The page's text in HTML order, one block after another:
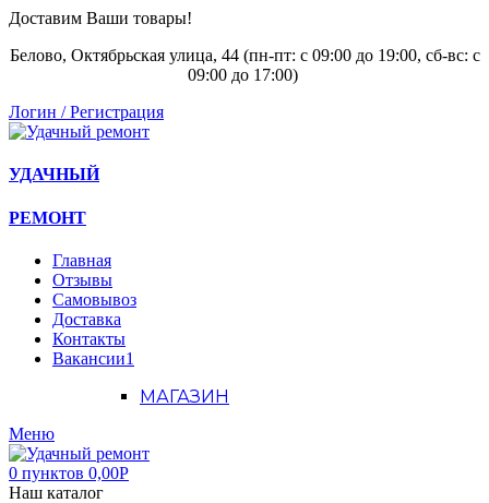
Доставим Ваши товары!
Белово, Октябрьская улица, 44 (пн-пт: с 09:00 до 19:00, сб-вс: с
09:00 до 17:00)
Логин / Регистрация
УДАЧНЫЙ
РЕМОНТ
Главная
Отзывы
Самовывоз
Доставка
Контакты
Вакансии1
МАГАЗИН
Меню
0 пунктов 0,00Р
Наш каталог